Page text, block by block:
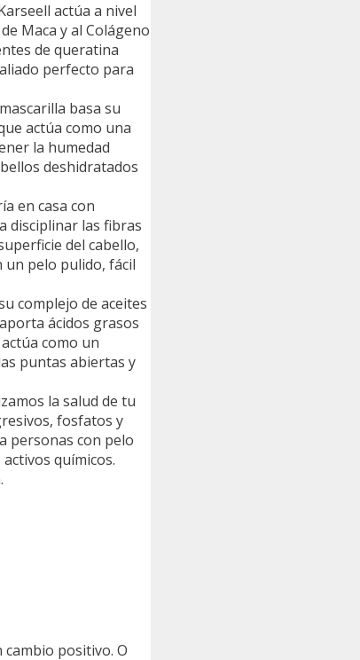
actúa a nivel
Maca y al Colágeno
de queratina
perfecto para
basa su
actúa como una
la humedad
deshidratados
en casa con
disciplinar las fibras
del cabello,
un pelo pulido, fácil
complejo de aceites
ácidos grasos
como un
puntas abiertas y
la salud de tu
fosfatos y
personas con pelo
químicos.
positivo. O